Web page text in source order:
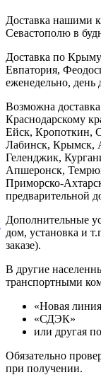
Доставка нашими
Севастополю в
Доставка по
Евпатория,
еженедельно, день
Возможна
Краснодарскому
Ейск, Кропоткин,
Лабинск, Крымск,
Геленджик,
Апшеронск,
Приморско-
предварительной
Дополнительные
дом, установка и
заказе).
В другие
транспортными
«Новая
«СДЭК»
или другая
Обязательно
при получении.